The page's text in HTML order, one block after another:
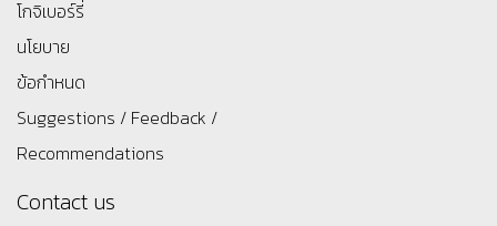
โกจิเบอร์รี่
นโยบาย
ข้อกำหนด
Suggestions / Feedback /
Recommendations
Contact us